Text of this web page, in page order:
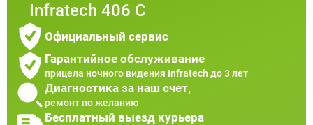
Infratech 406 С
Официальный сервис
Гарантийное обслуживание
прицела ночного видения Infratech до 3 лет
Диагностика за наш счет,
ремонт по желанию
Бесплатный выезд курьера